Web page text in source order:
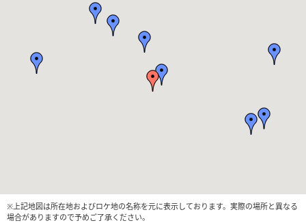
※上記地図は所在地およびロケ地の名称を元に表示しております。実際の場所と異なる
場合がありますので予めご了承ください。